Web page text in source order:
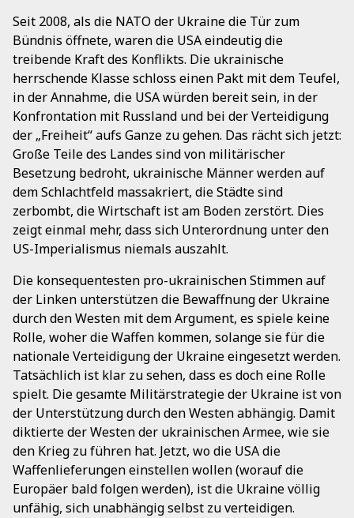
Seit 2008, als die NATO der Ukraine die Tür zum
Bündnis öffnete, waren die USA eindeutig die
treibende Kraft des Konflikts. Die ukrainische
herrschende Klasse schloss einen Pakt mit dem Teufel,
in der Annahme, die USA würden bereit sein, in der
Konfrontation mit Russland und bei der Verteidigung
der „Freiheit“ aufs Ganze zu gehen. Das rächt sich jetzt:
Große Teile des Landes sind von militärischer
Besetzung bedroht, ukrainische Männer werden auf
dem Schlachtfeld massakriert, die Städte sind
zerbombt, die Wirtschaft ist am Boden zerstört. Dies
zeigt einmal mehr, dass sich Unterordnung unter den
US-Imperialismus niemals auszahlt.
Die konsequentesten pro-ukrainischen Stimmen auf
der Linken unterstützen die Bewaffnung der Ukraine
durch den Westen mit dem Argument, es spiele keine
Rolle, woher die Waffen kommen, solange sie für die
nationale Verteidigung der Ukraine eingesetzt werden.
Tatsächlich ist klar zu sehen, dass es doch eine Rolle
spielt. Die gesamte Militärstrategie der Ukraine ist von
der Unterstützung durch den Westen abhängig. Damit
diktierte der Westen der ukrainischen Armee, wie sie
den Krieg zu führen hat. Jetzt, wo die USA die
Waffenlieferungen einstellen wollen (worauf die
Europäer bald folgen werden), ist die Ukraine völlig
unfähig, sich unabhängig selbst zu verteidigen.